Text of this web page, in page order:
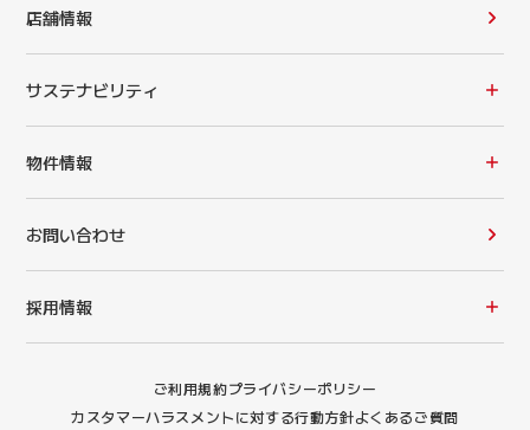
店舗情報
サステナビリティ
物件情報
お問い合わせ
採用情報
ご利用規約プライバシーポリシー
カスタマーハラスメントに対する行動方針よくあるご質問